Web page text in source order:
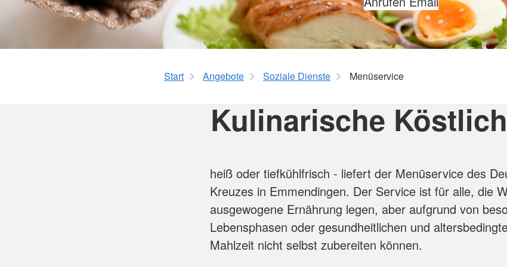
Tagespflege
Angebote für Senioren
Aktivierender Hausbesuch
Ehrenamtliches Engagement
Aktiv werden
Ortsvereine
Freiwilligendienste
Blutspende
Fachgruppe Verpflegung
Servicestelle Ehrenamt
Schulbegleitung und
Schulassistenz
Schulsanitätsdienst
Freiwilligendienste
Start Angebote Soziale Dienste Menüservice
Kulinarische
heiß oder tiefkühlfrisch - liefert der Menüservice des
Kreuzes in Emmendingen. Der Service ist für alle, die
ausgewogene Ernährung legen, aber aufgrund von
Lebensphasen oder gesundheitlichen und
Mahlzeit nicht selbst zubereiten können.